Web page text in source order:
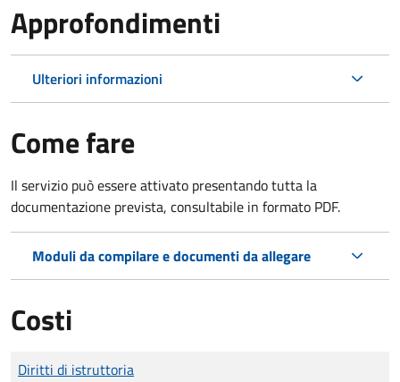
Approfondimenti
Ulteriori informazioni
Come fare
Il servizio può essere attivato presentando tutta la
documentazione prevista, consultabile in formato PDF.
Moduli da compilare e documenti da allegare
Costi
Tipo di pagamento
Importo
Diritti di istruttoria